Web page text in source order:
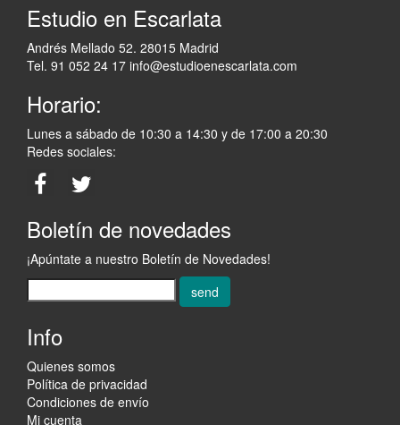
Estudio en Escarlata
Andrés Mellado 52. 28015 Madrid
Tel. 91 052 24 17 info@estudioenescarlata.com
Horario:
Lunes a sábado de 10:30 a 14:30 y de 17:00 a 20:30
Redes sociales:
Boletín de novedades
¡Apúntate a nuestro Boletín de Novedades!
send
Info
Quienes somos
Política de privacidad
Condiciones de envío
Mi cuenta